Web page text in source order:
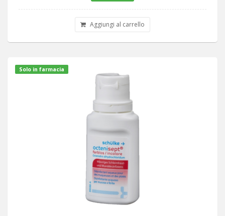
Aggiungi al carrello
Solo in farmacia